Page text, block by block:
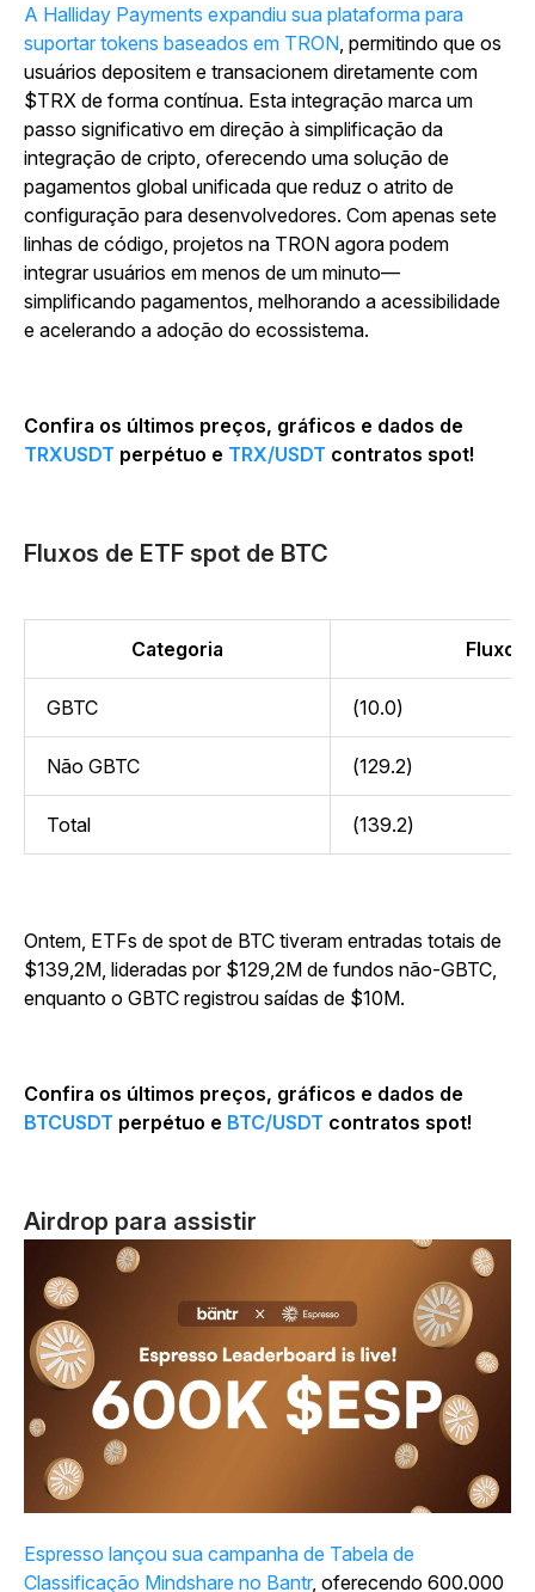
A Halliday Payments expandiu sua plataforma para
suportar tokens baseados em TRON , permitindo que os
usuários depositem e transacionem diretamente com
$TRX de forma contínua. Esta integração marca um
passo significativo em direção à simplificação da
integração de cripto, oferecendo uma solução de
pagamentos global unificada que reduz o atrito de
configuração para desenvolvedores. Com apenas sete
linhas de código, projetos na TRON agora podem
integrar usuários em menos de um minuto—
simplificando pagamentos, melhorando a acessibilidade
e acelerando a adoção do ecossistema.
Confira os últimos preços, gráficos e dados de
TRXUSDT perpétuo e TRX/USDT contratos spot!
Fluxos de ETF spot de BTC
Categoria Fluxo
GBTC (10.0)
Não GBTC (129.2)
Total (139.2)
Ontem, ETFs de spot de BTC tiveram entradas totais de
$139,2M, lideradas por $129,2M de fundos não-GBTC,
enquanto o GBTC registrou saídas de $10M.
Confira os últimos preços, gráficos e dados de
BTCUSDT perpétuo e BTC/USDT contratos spot!
Airdrop para assistir
Espresso lançou sua campanha de Tabela de
Classificação Mindshare no Bantr, oferecendo 600.000